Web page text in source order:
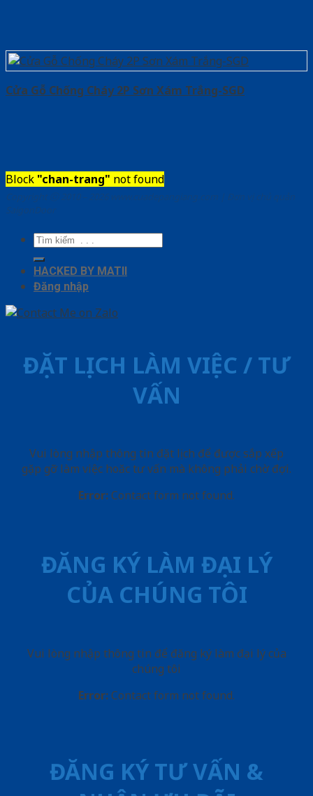
Cửa Gỗ Chống Cháy 2P Sơn Xám Trắng-SGD
Block "chan-trang" not found
Copyright ⓒ 2010 – 2026 www.cuadepangiang.com | Đơn vị chủ quản
SaigonDoor
Tìm
kiếm:
HACKED BY MATII
Đăng nhập
ĐẶT LỊCH LÀM VIỆC / TƯ
VẤN
Vui lòng nhập thông tin đặt lịch để được sắp xếp
gặp gỡ làm việc hoăc tư vấn mà không phải chờ đợi.
Error: Contact form not found.
ĐĂNG KÝ LÀM ĐẠI LÝ
CỦA CHÚNG TÔI
Vui lòng nhập thông tin để đăng ký làm đại lý của
chúng tôi
Error: Contact form not found.
ĐĂNG KÝ TƯ VẤN &